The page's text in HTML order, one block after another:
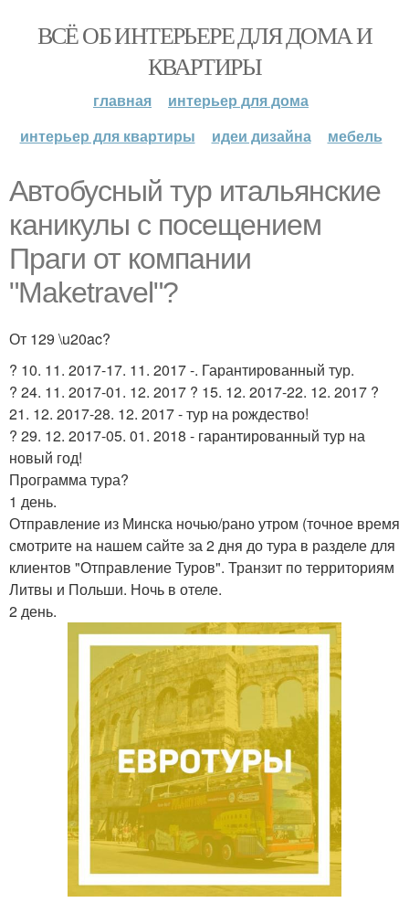
ВСЁ ОБ ИНТЕРЬЕРЕ ДЛЯ ДОМА И
КВАРТИРЫ
главная
интерьер для дома
интерьер для квартиры
идеи дизайна мебель
Автобусный тур итальянские
каникулы с посещением
Праги от компании
"Maketravel"?
От 129 \u20ac?
? 10. 11. 2017-17. 11. 2017 -. Гарантированный тур.
? 24. 11. 2017-01. 12. 2017 ? 15. 12. 2017-22. 12. 2017 ?
21. 12. 2017-28. 12. 2017 - тур на рождество!
? 29. 12. 2017-05. 01. 2018 - гарантированный тур на
новый год!
Программа тура?
1 день.
Отправление из Минска ночью/рано утром (точное время
смотрите на нашем сайте за 2 дня до тура в разделе для
клиентов "Отправление Туров". Транзит по территориям
Литвы и Польши. Ночь в отеле.
2 день.